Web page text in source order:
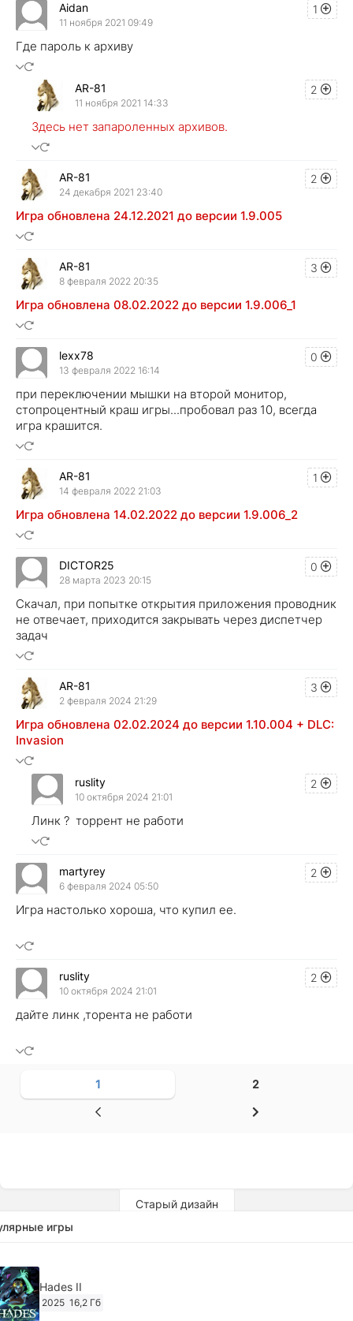
1
Aidan
11 ноября 2021 09:49
Где пароль к архиву
2
AR-81
11 ноября 2021 14:33
Здесь нет запароленных архивов.
2
AR-81
24 декабря 2021 23:40
Игра обновлена 24.12.2021 до версии 1.9.005
3
AR-81
8 февраля 2022 20:35
Игра обновлена 08.02.2022 до версии 1.9.006_1
0
lexx78
13 февраля 2022 16:14
при переключении мышки на второй монитор,
стопроцентный краш игры...пробовал раз 10, всегда
игра крашится.
1
AR-81
14 февраля 2022 21:03
Игра обновлена 14.02.2022 до версии 1.9.006_2
0
DICTOR25
28 марта 2023 20:15
Скачал, при попытке открытия приложения проводник
не отвечает, приходится закрывать через диспетчер
задач
3
AR-81
2 февраля 2024 21:29
Игра обновлена 02.02.2024 до версии 1.10.004 + DLC:
Invasion
2
ruslity
10 октября 2024 21:01
Линк ? торрент не работи
2
martyrey
6 февраля 2024 05:50
Игра настолько хороша, что купил ее.
2
ruslity
10 октября 2024 21:01
дайте линк ,торента не работи
1 2
Старый дизайн
игры
Hades II
2025 16,2 Гб